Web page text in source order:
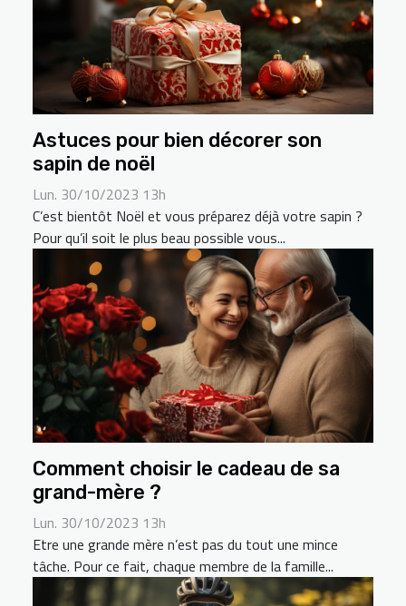
Astuces pour bien décorer son
sapin de noël
Lun. 30/10/2023 13h
C’est bientôt Noël et vous préparez déjà votre sapin ?
Pour qu’il soit le plus beau possible vous...
Comment choisir le cadeau de sa
grand-mère ?
Lun. 30/10/2023 13h
Etre une grande mère n’est pas du tout une mince
tâche. Pour ce fait, chaque membre de la famille...